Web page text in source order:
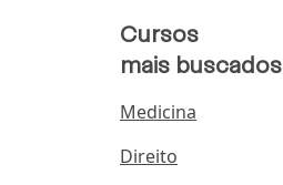
Cursos
mais buscados
Medicina
Direito